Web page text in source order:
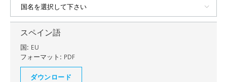
スペイン語
国: EU
フォーマット: PDF
ダウンロード